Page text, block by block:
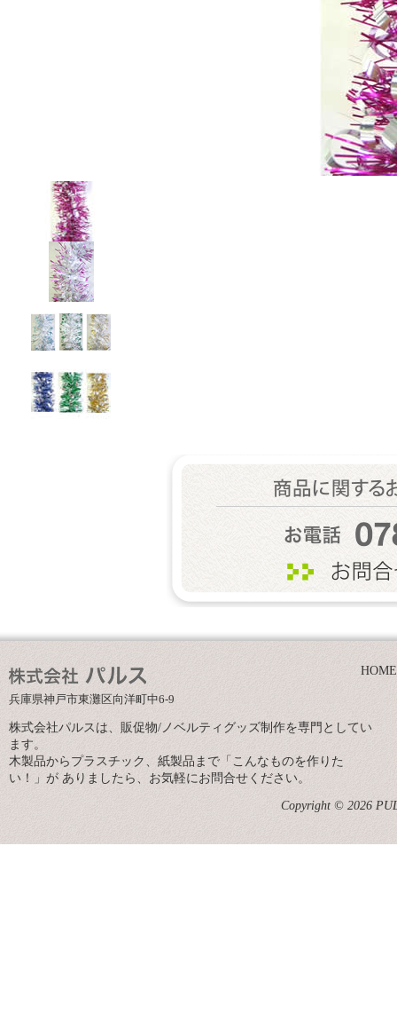
兵庫県神戸市東灘区向洋町中6-9
HOME
株式会社パルスは、販促物/ノベルティグッズ制作を専門としてい
ます。
木製品からプラスチック、紙製品まで「こんなものを作りた
い！」が ありましたら、お気軽にお問合せください。
Copyright © 2026